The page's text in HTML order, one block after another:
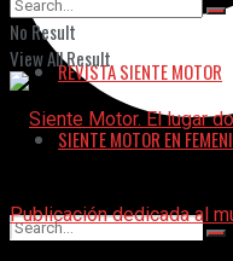
REVISTA SIENTE MOTOR
SIENTE MOTOR EN
No Result
View All Result